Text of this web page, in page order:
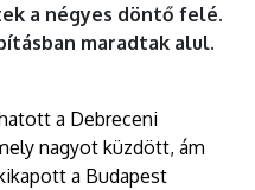
a négyes döntő felé.
maradtak alul.
a Debreceni
nagyot küzdött, ám
a Budapest